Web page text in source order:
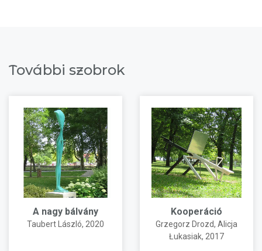
További szobrok
A nagy bálvány
Taubert László, 2020
Kooperáció
Grzegorz Drozd, Alicja
Łukasiak, 2017